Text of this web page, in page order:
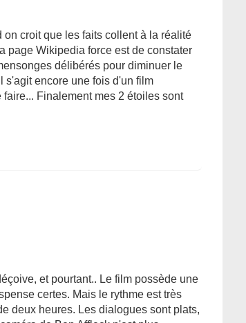
croit que les faits collent à la réalité
page Wikipedia force est de constater
délibérés pour diminuer le
s'agit encore une fois d'un film
Finalement mes 2 étoiles sont
et pourtant.. Le film possède une
certes. Mais le rythme est très
deux heures. Les dialogues sont plats,